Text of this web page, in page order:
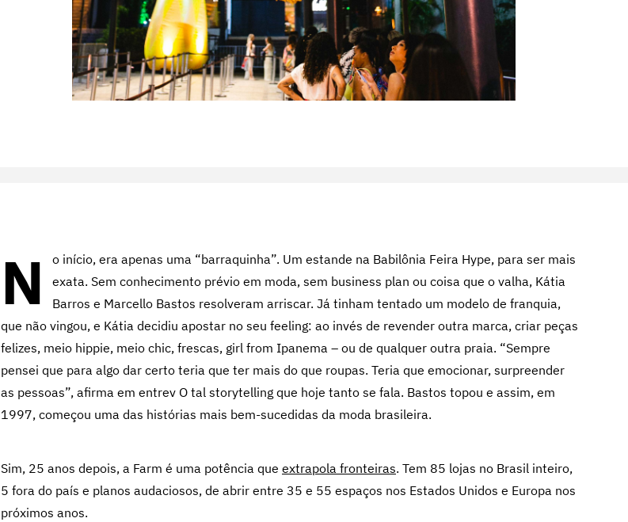
N
o início, era apenas uma “barraquinha”. Um estande na Babilônia Feira Hype, para ser mais
exata. Sem conhecimento prévio em moda, sem business plan ou coisa que o valha, Kátia
Barros e Marcello Bastos resolveram arriscar. Já tinham tentado um modelo de franquia,
que não vingou, e Kátia decidiu apostar no seu feeling: ao invés de revender outra marca, criar peças
felizes, meio hippie, meio chic, frescas, girl from Ipanema – ou de qualquer outra praia. “Sempre
pensei que para algo dar certo teria que ter mais do que roupas. Teria que emocionar, surpreender
as pessoas”, afirma em entrev O tal storytelling que hoje tanto se fala. Bastos topou e assim, em
1997, começou uma das histórias mais bem-sucedidas da moda brasileira.
Sim, 25 anos depois, a Farm é uma potência que extrapola fronteiras. Tem 85 lojas no Brasil inteiro,
5 fora do país e planos audaciosos, de abrir entre 35 e 55 espaços nos Estados Unidos e Europa nos
próximos anos.